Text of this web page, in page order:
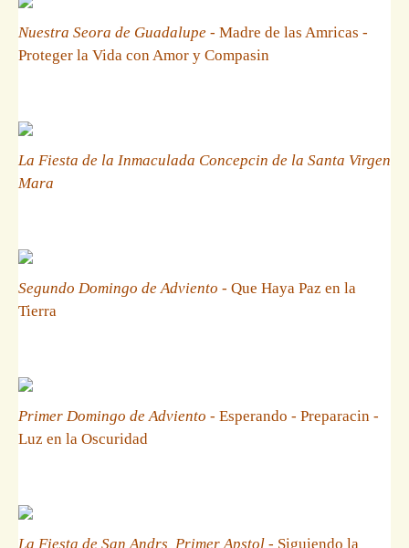
Nuestra Seora de Guadalupe - Madre de las Amricas -
Proteger la Vida con Amor y Compasin
La Fiesta de la Inmaculada Concepcin de la Santa Virgen
Mara
Segundo Domingo de Adviento - Que Haya Paz en la
Tierra
Primer Domingo de Adviento - Esperando - Preparacin -
Luz en la Oscuridad
La Fiesta de San Andrs, Primer Apstol - Siguiendo la